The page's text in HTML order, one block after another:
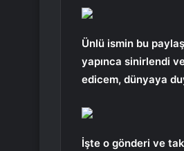
Ünlü ismin bu
yapınca sinirlendi
edicem, dünyaya
İşte o gönderi ve